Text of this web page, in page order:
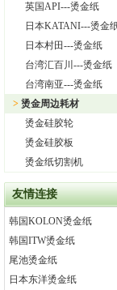
英国API---烫金纸
日本KATANI---烫金
日本村田---烫金纸
台湾汇百川---烫金纸
台湾南亚---烫金纸
> 烫金周边耗材
烫金硅胶轮
烫金硅胶板
烫金纸切割机
友情连接
韩国KOLON烫金纸
韩国ITW烫金纸
尾池烫金纸
日本东洋烫金纸